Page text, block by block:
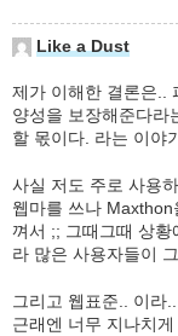
Like a Dust
제가 이해한 결론은..
양성을 보장해준다라
할 몫이다. 라는 이야
사실 저도 주로 사용
웹마를 쓰나
껴서 ;; 그때그때 상
라 많은 사용자들이
그리고 웹표준.. 이라
근래엔 너무 지나치